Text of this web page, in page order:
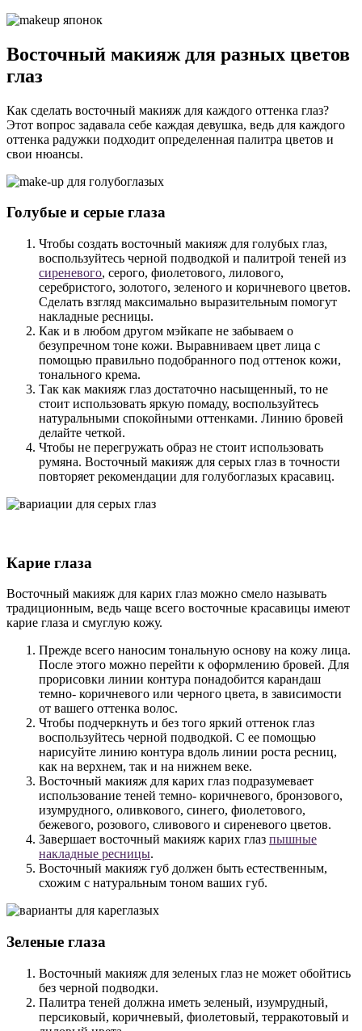
Восточный макияж для разных цветов
глаз
Как сделать восточный макияж для каждого оттенка глаз?
Этот вопрос задавала себе каждая девушка, ведь для каждого
оттенка радужки подходит определенная палитра цветов и
свои нюансы.
Голубые и серые глаза
Чтобы создать восточный макияж для голубых глаз,
воспользуйтесь черной подводкой и палитрой теней из
сиреневого, серого, фиолетового, лилового,
серебристого, золотого, зеленого и коричневого цветов.
Сделать взгляд максимально выразительным помогут
накладные ресницы.
Как и в любом другом мэйкапе не забываем о
безупречном тоне кожи. Выравниваем цвет лица с
помощью правильно подобранного под оттенок кожи,
тонального крема.
Так как макияж глаз достаточно насыщенный, то не
стоит использовать яркую помаду, воспользуйтесь
натуральными спокойными оттенками. Линию бровей
делайте четкой.
Чтобы не перегружать образ не стоит использовать
румяна. Восточный макияж для серых глаз в точности
повторяет рекомендации для голубоглазых красавиц.
Карие глаза
Восточный макияж для карих глаз можно смело называть
традиционным, ведь чаще всего восточные красавицы имеют
карие глаза и смуглую кожу.
Прежде всего наносим тональную основу на кожу лица.
После этого можно перейти к оформлению бровей. Для
прорисовки линии контура понадобится карандаш
темно- коричневого или черного цвета, в зависимости
от вашего оттенка волос.
Чтобы подчеркнуть и без того яркий оттенок глаз
воспользуйтесь черной подводкой. С ее помощью
нарисуйте линию контура вдоль линии роста ресниц,
как на верхнем, так и на нижнем веке.
Восточный макияж для карих глаз подразумевает
использование теней темно- коричневого, бронзового,
изумрудного, оливкового, синего, фиолетового,
бежевого, розового, сливового и сиреневого цветов.
Завершает восточный макияж карих глаз пышные
накладные ресницы.
Восточный макияж губ должен быть естественным,
схожим с натуральным тоном ваших губ.
Зеленые глаза
Восточный макияж для зеленых глаз не может обойтись
без черной подводки.
Палитра теней должна иметь зеленый, изумрудный,
персиковый, коричневый, фиолетовый, терракотовый и